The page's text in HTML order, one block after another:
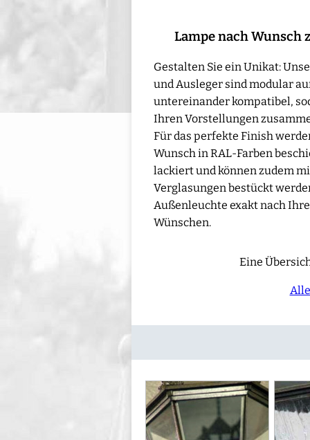
Lampe nach Wunsch
Gestalten Sie ein Unikat:
und Ausleger sind modular
untereinander kompatibel,
Ihren Vorstellungen
Für das perfekte Finish
Wunsch in RAL-Farben
lackiert und können zudem
Verglasungen bestückt
Außenleuchte exakt nach
Wünschen.
Eine